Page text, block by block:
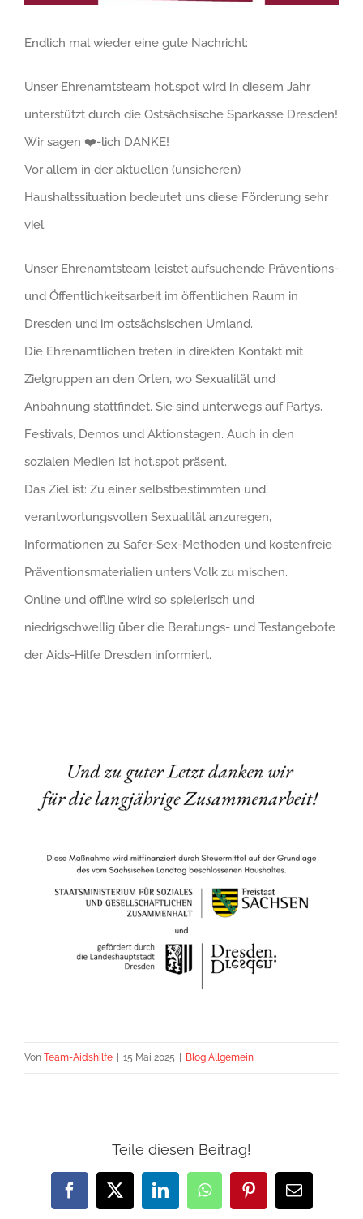
Endlich mal wieder eine gute Nachricht:
Unser Ehrenamtsteam hot.spot wird in diesem Jahr
unterstützt durch die Ostsächsische Sparkasse Dresden!
Wir sagen ❤️-lich DANKE!
Vor allem in der aktuellen (unsicheren)
Haushaltssituation bedeutet uns diese Förderung sehr
viel.
Unser Ehrenamtsteam leistet aufsuchende Präventions-
und Öffentlichkeitsarbeit im öffentlichen Raum in
Dresden und im ostsächsischen Umland.
Die Ehrenamtlichen treten in direkten Kontakt mit
Zielgruppen an den Orten, wo Sexualität und
Anbahnung stattfindet. Sie sind unterwegs auf Partys,
Festivals, Demos und Aktionstagen. Auch in den
sozialen Medien ist hot.spot präsent.
Das Ziel ist: Zu einer selbstbestimmten und
verantwortungsvollen Sexualität anzuregen,
Informationen zu Safer-Sex-Methoden und kostenfreie
Präventionsmaterialien unters Volk zu mischen.
Online und offline wird so spielerisch und
niedrigschwellig über die Beratungs- und Testangebote
der Aids-Hilfe Dresden informiert.
Von Team-Aidshilfe | 15 Mai 2025 | Blog Allgemein
Teile diesen Beitrag!
Facebook
X LinkedInWhatsAppPinterest
E-
Mail